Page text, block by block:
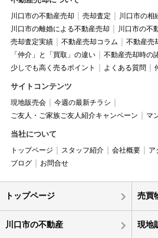
川口市の不動産売却 売却査定
川口市の相
川口市の離婚による不動産売却
川口市の不
売却査定実績
不動産売却コラム
不動産売
「仲介」と「買取」の違い
不動産売却時の
少しでも高く売るポイント
よくある質問
サイトコンテンツ
現地販売会
今週の最新チラシ
ご友人・ご家族ご友人紹介キャンペーン
マ
当社について
トップページ スタッフ紹介 会社概要 ア
ブログ
お問合せ
トップページ 売買
川口市の不動産 現地